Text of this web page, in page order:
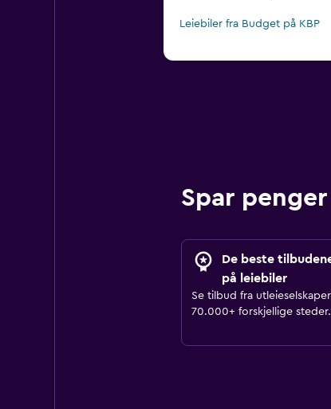
Leiebiler fra Budget på KBP
Spar
De beste
på leiebiler
Se tilbud fra
70.000+ forskjellige steder.